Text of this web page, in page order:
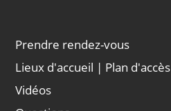
Prendre rendez-vous
Lieux d'accueil | Plan d'accès
Vidéos